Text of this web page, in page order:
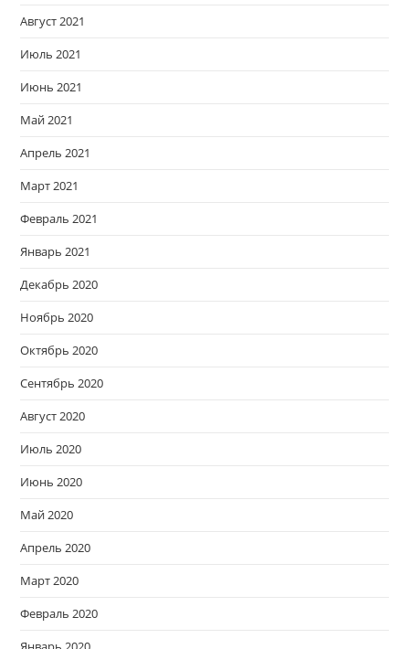
Август 2021
Июль 2021
Июнь 2021
Май 2021
Апрель 2021
Март 2021
Февраль 2021
Январь 2021
Декабрь 2020
Ноябрь 2020
Октябрь 2020
Сентябрь 2020
Август 2020
Июль 2020
Июнь 2020
Май 2020
Апрель 2020
Март 2020
Февраль 2020